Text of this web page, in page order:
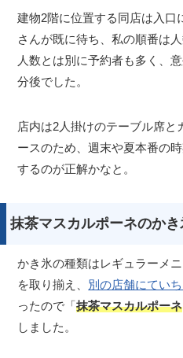
建物2階に位置する同店は入口
さんが既に待ち、私の順番は
人数とは別に予約者も多く、
分後でした。
店内は2人掛けのテーブル席
ースのため、週末や夏本番の
するのが正解かなと。
抹茶マスカルポーネのかき
かき氷の種類はレギュラーメ
を取り揃え、 別の店舗にてい
ったので「抹茶マスカルポーネ
しました。